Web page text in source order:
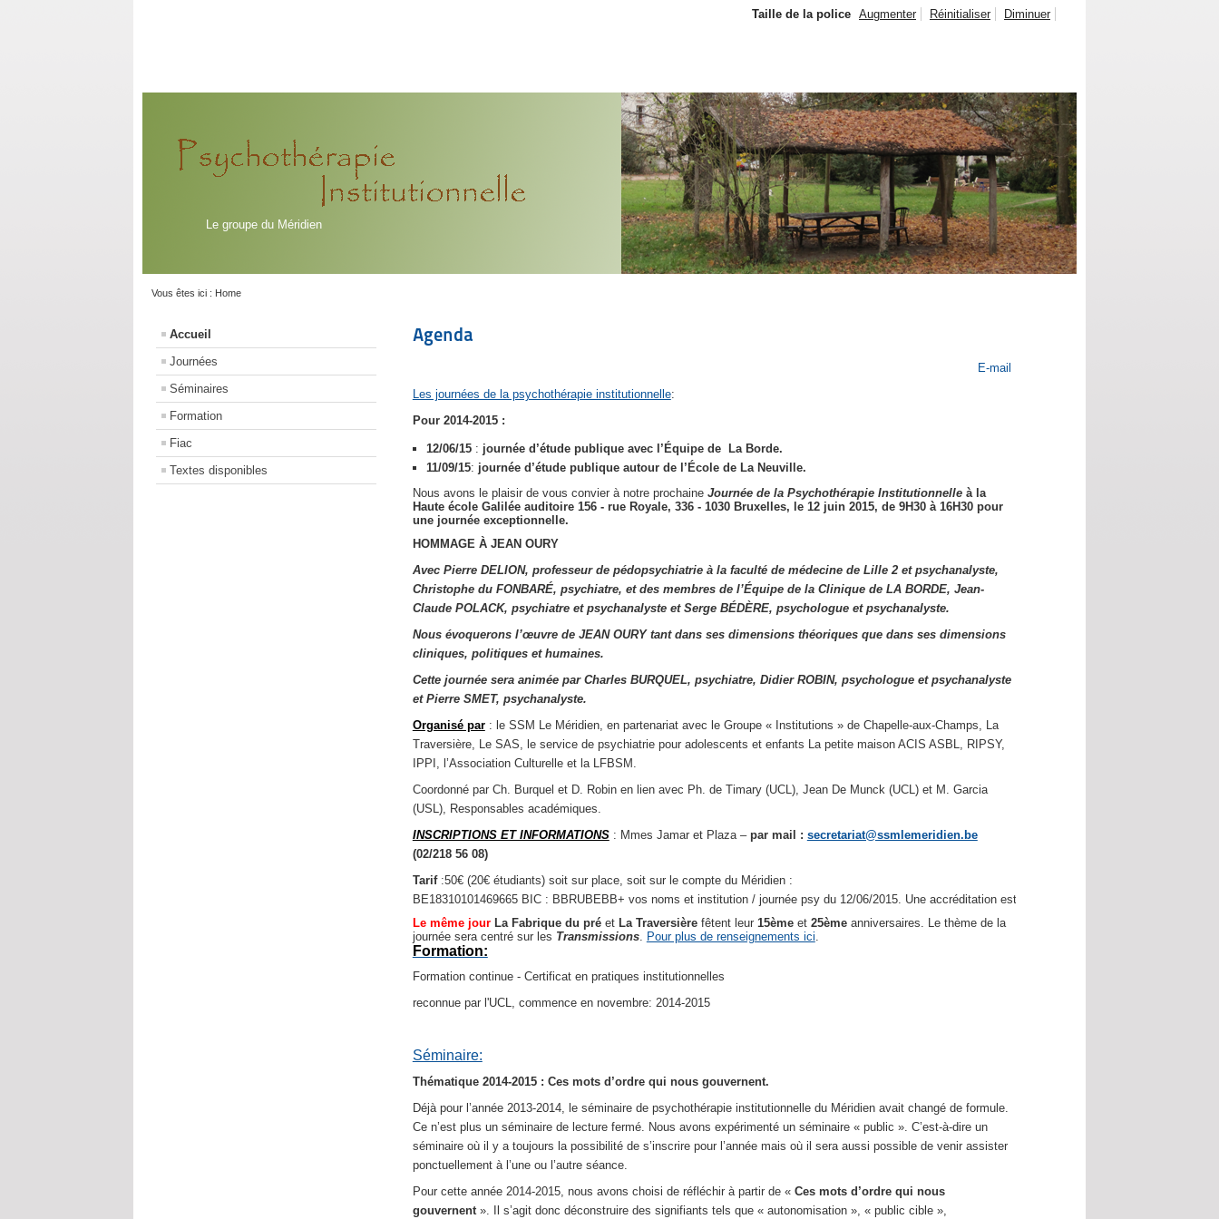
Le groupe du Méridien
Taille de la police Augmenter Réinitialiser Diminuer
Vous êtes ici : Home
Accueil
Journées
Séminaires
Formation
Fiac
Textes disponibles
Agenda
E-mail
Les journées de la psychothérapie institutionnelle:
Pour 2014-2015 :
12/06/15: journée d’étude publique avec l’Équipe de La Borde.
11/09/15: journée d’étude publique autour de l’École de La Neuville.
Nous avons le plaisir de vous convier à notre prochaine Journée de la Psychothérapie Institutionnelleà la
Haute école Galilée​ ​auditoire 156​ ​- rue Royale, 336 - 1030 Bruxelles, le 12 juin 2015, de 9H30 à 16H30 pour
une journée exceptionnelle.
HOMMAGE À JEAN OURY
Avec Pierre DELION, professeur de pédopsychiatrie à la faculté de médecine de Lille 2 et psychanalyste,
Christophe du FONBARÉ, psychiatre, et des membres de l’Équipe de la Clinique de LA BORDE, Jean-
Claude POLACK, psychiatre et psychanalyste et Serge BÉDÈRE, psychologue et psychanalyste.
Nous évoquerons l’œuvre de JEAN OURY tant dans ses dimensions théoriques que dans ses dimensions
cliniques, politiques et humaines.
Cette journée sera animée par Charles BURQUEL, psychiatre, Didier ROBIN, psychologue et psychanalyste
et Pierre SMET, psychanalyste.
Organisé par: le SSM Le Méridien, en partenariat avec le Groupe « Institutions » de Chapelle-aux-Champs, La
Traversière, Le SAS, le service de psychiatrie pour adolescents et enfants La petite maison ACIS ASBL, RIPSY,
IPPI, l’Association Culturelle et la LFBSM.
Coordonné par Ch. Burquel et D. Robin en lien avec Ph. de Timary (UCL), Jean De Munck (UCL) et M. Garcia
(USL), Responsables académiques.
INSCRIPTIONS ET INFORMATIONS: Mmes Jamar et Plaza – par mail : secretariat@ssmlemeridien.be
(02/218 56 08)
Tarif:50€ (20€ étudiants) soit sur place, soit sur le compte du Méridien :
BE18310101469665 BIC : BBRUBEBB+ vos noms et institution / journée psy du 12/06/2015. Une accréditation est demandée.
Le même jour La Fabrique du préet La Traversièrefêtent leur 15èmeet 25èmeanniversaires. Le thème de la
journée sera centré sur les Transmissions. Pour plus de renseignements ici.
Formation:
Formation continue - Certificat en pratiques institutionnelles
reconnue par l'UCL, commence en novembre: 2014-2015
Séminaire:
Thématique 2014-2015 : Ces mots d’ordre qui nous gouvernent.
Déjà pour l’année 2013-2014, le séminaire de psychothérapie institutionnelle du Méridien avait changé de formule.
Ce n’est plus un séminaire de lecture fermé. Nous avons expérimenté un séminaire « public ». C’est-à-dire un
séminaire où il y a toujours la possibilité de s’inscrire pour l’année mais où il sera aussi possible de venir assister
ponctuellement à l’une ou l’autre séance.
Pour cette année 2014-2015, nous avons choisi de réfléchir à partir de «Ces mots d’ordre qui nous
gouvernent ». Il s’agit donc déconstruire des signifiants tels que « autonomisation », « public cible »,